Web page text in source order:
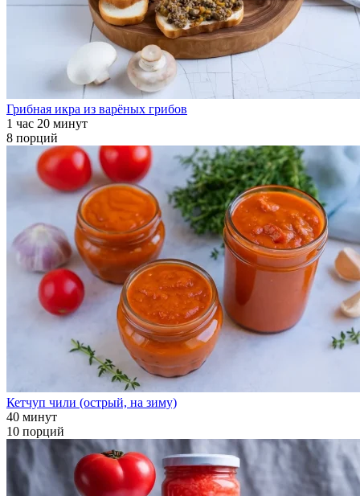
Грибная икра из варёных грибов
1 час 20 минут
8 порций
Кетчуп чили (острый, на зиму)
40 минут
10 порций